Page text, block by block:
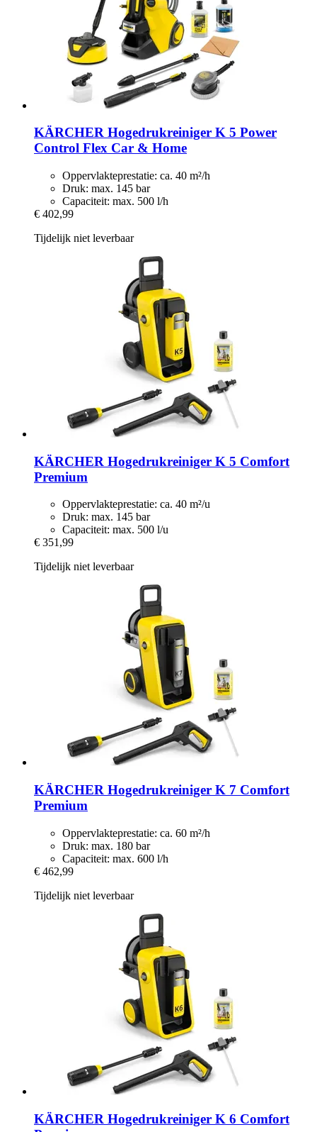
KÄRCHER Hogedrukreiniger K 5 Power
Control Flex Car & Home
Oppervlakteprestatie: ca. 40 m²/h
Druk: max. 145 bar
Capaciteit: max. 500 l/h
€ 402,99
Tijdelijk niet leverbaar
KÄRCHER Hogedrukreiniger K 5 Comfort
Premium
Oppervlakteprestatie: ca. 40 m²/u
Druk: max. 145 bar
Capaciteit: max. 500 l/u
€ 351,99
Tijdelijk niet leverbaar
KÄRCHER Hogedrukreiniger K 7 Comfort
Premium
Oppervlakteprestatie: ca. 60 m²/h
Druk: max. 180 bar
Capaciteit: max. 600 l/h
€ 462,99
Tijdelijk niet leverbaar
KÄRCHER Hogedrukreiniger K 6 Comfort